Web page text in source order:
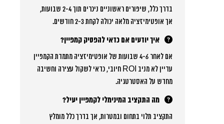
בדרך כלל, שיפורים ראשוניים ניכרים תוך 2-4 שבועות,
אך אופטימיזציה מלאה יכולה לקחת 2-3 חודשים.
איך יודעים אם כדאי להפסיק קמפיין?
אם לאחר 4-6 שבועות של אופטימיזציה מתמדת הקמפיין
עדיין לא מניב ROI חיובי, כדאי לשקול עצירה וחשיבה
מחדש על האסטרטגיה.
מה התקציב המינימלי לקמפיין יעיל?
התקציב תלוי בתחום ובמטרות, אך בדרך כלל מומלץ